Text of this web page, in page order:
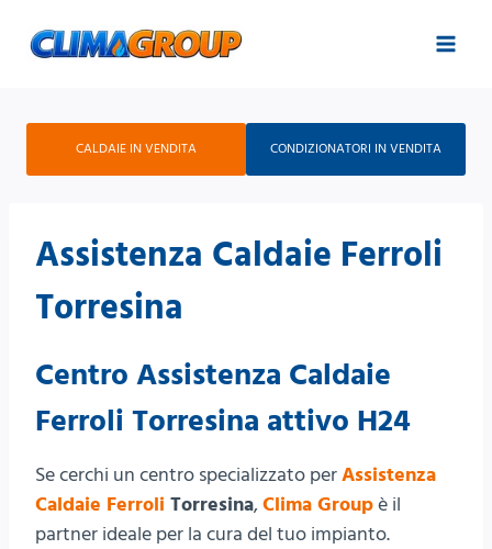
CALDAIE IN VENDITA CONDIZIONATORI IN VENDITA
Assistenza Caldaie Ferroli
Torresina
Centro Assistenza Caldaie
Ferroli Torresina attivo H24
Se cerchi un centro specializzato perAssistenza
Caldaie Ferroli Torresina,Clima Groupè il
partner ideale per la cura del tuo impianto.